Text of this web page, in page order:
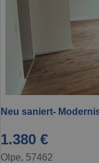
Neu saniert-
1.380 €
Olpe, 57462